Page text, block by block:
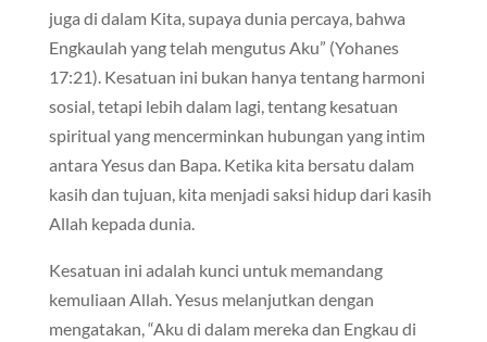
juga di dalam Kita, supaya dunia percaya, bahwa
Engkaulah yang telah mengutus Aku” (Yohanes
17:21). Kesatuan ini bukan hanya tentang harmoni
sosial, tetapi lebih dalam lagi, tentang kesatuan
spiritual yang mencerminkan hubungan yang intim
antara Yesus dan Bapa. Ketika kita bersatu dalam
kasih dan tujuan, kita menjadi saksi hidup dari kasih
Allah kepada dunia.
Kesatuan ini adalah kunci untuk memandang
kemuliaan Allah. Yesus melanjutkan dengan
mengatakan, “Aku di dalam mereka dan Engkau di